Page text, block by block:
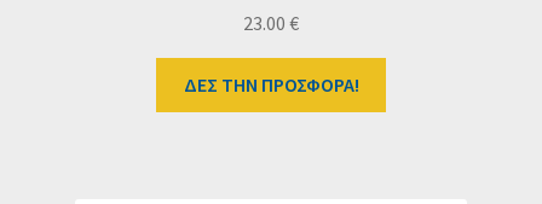
23.00 €
ΔΕΣ ΤΗΝ ΠΡΟΣΦΟΡΑ!